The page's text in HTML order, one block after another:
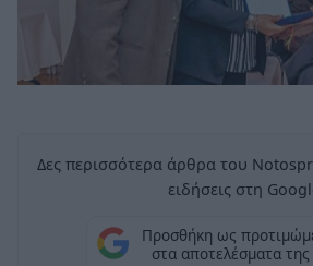
Δες περισσότερα άρθρα του
ειδήσεις στη
Προσθήκη ως
στα αποτελέσματα